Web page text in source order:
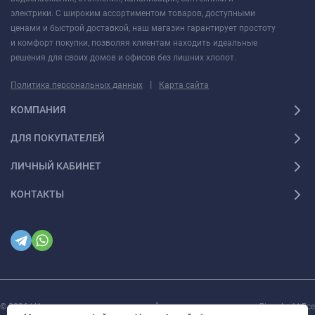
электрики. С широким ассортиментом товаров, доступными
ценами и быстрой доставкой, наш магазин гарантирует простоту
и комфорт покупки, позволяя клиентам находить идеальные
решения для своих домов и офисов без лишних хлопот.
Политика персональных данных | Карта сайта
КОМПАНИЯ
ДЛЯ ПОКУПАТЕЛЕЙ
ЛИЧНЫЙ КАБИНЕТ
КОНТАКТЫ
© 2026 | Интернет магазин инженерной сантехники и электрики Rigaplast | Все